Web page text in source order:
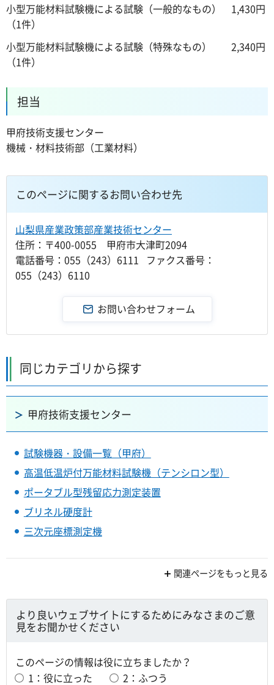
小型万能材料試験機による試験（一般的なもの） 1,430円
（1件）
小型万能材料試験機による試験（特殊なもの） 2,340円
（1件）
担当
甲府技術支援センター
機械・材料技術部（工業材料）
このページに関するお問い合わせ先
山梨県産業政策部産業技術センター
住所：〒400-0055 甲府市大津町2094
電話番号：055（243）6111 ファクス番号：
055（243）6110
同じカテゴリから探す
甲府技術支援センター
試験機器・設備一覧（甲府）
高温低温炉付万能材料試験機（テンシロン型）
ポータブル型残留応力測定装置
ブリネル硬度計
三次元座標測定機
関連ページをもっと見る
より良いウェブサイトにするためにみなさまのご意
見をお聞かせください
このページの情報は役に立ちましたか？
1：役に立った
2：ふつう